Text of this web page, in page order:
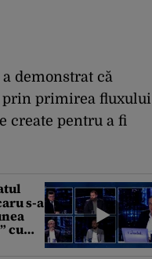
demonstrat că
prin primirea fluxului
create pentru a fi
s-a
cu